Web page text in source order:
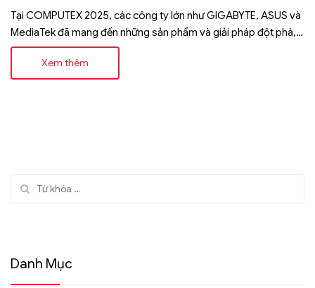
Tại COMPUTEX 2025, các công ty lớn như GIGABYTE, ASUS và
MediaTek đã mang đến những sản phẩm và giải pháp đột phá,
hướng tới việc tích hợp AI vào mọi thiết bị, từ máy tính cá nhân
Xem thêm
Danh Mục